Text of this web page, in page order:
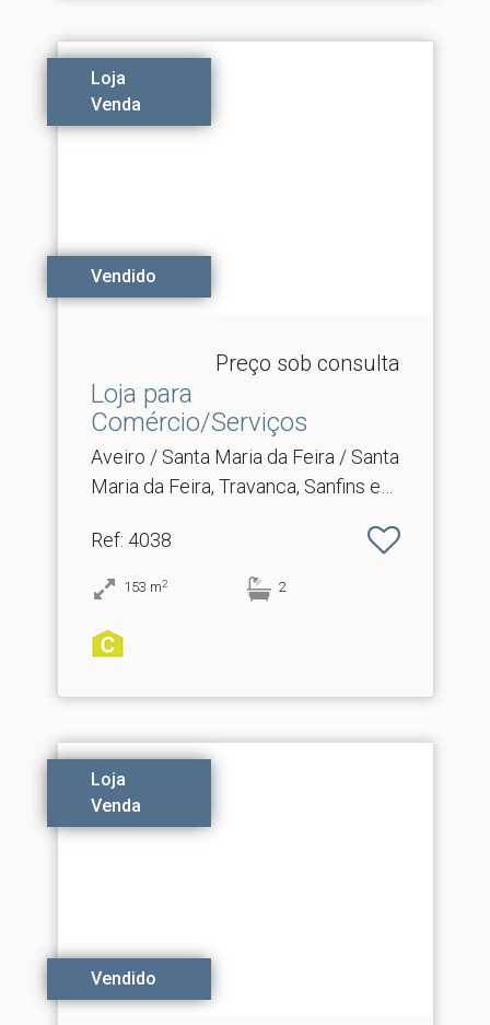
Loja
Venda
Vendido
Preço sob consulta
Loja para
Comércio/Serviços
Aveiro / Santa Maria da Feira / Santa
Maria da Feira, Travanca, Sanfins e
Ref: 4038
153 m2 2
Loja
Venda
Vendido